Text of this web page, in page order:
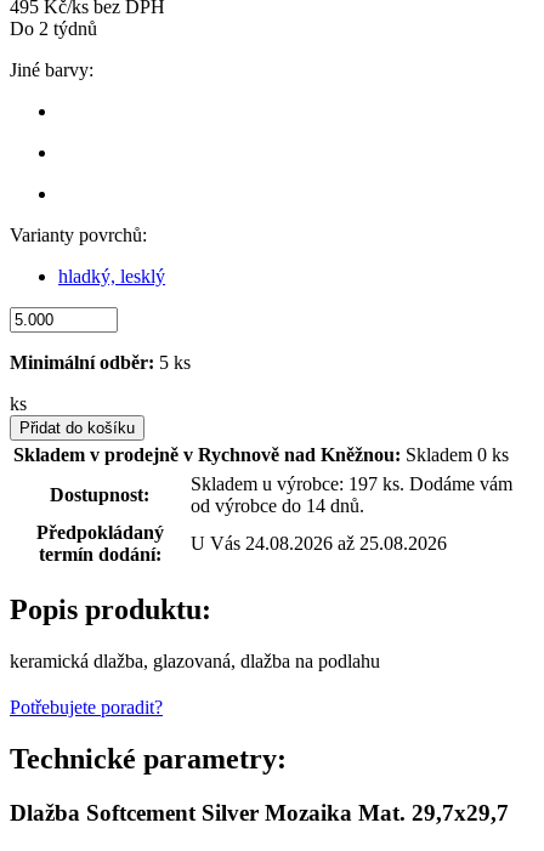
495 Kč/ks bez DPH
Do 2 týdnů
Jiné barvy:
Varianty povrchů:
hladký, lesklý
Minimální odběr: 5 ks
ks
Přidat do košíku
Skladem v prodejně v Rychnově nad Kněžnou: Skladem 0 ks
Dostupnost:
Skladem u výrobce: 197 ks. Dodáme vám
od výrobce do 14 dnů.
Předpokládaný
termín dodání:
U Vás 24.08.2026 až 25.08.2026
Popis produktu:
keramická dlažba, glazovaná, dlažba na podlahu
Potřebujete poradit?
Technické parametry:
Dlažba Softcement Silver Mozaika Mat. 29,7x29,7